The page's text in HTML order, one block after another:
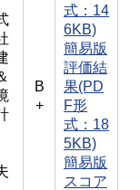
B
+
式：14
6KB)
簡易版
評価結
果(PD
F形
式：18
5KB)
簡易版
スコア